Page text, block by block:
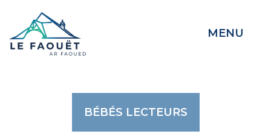
MENU
BÉBÉS LECTEURS